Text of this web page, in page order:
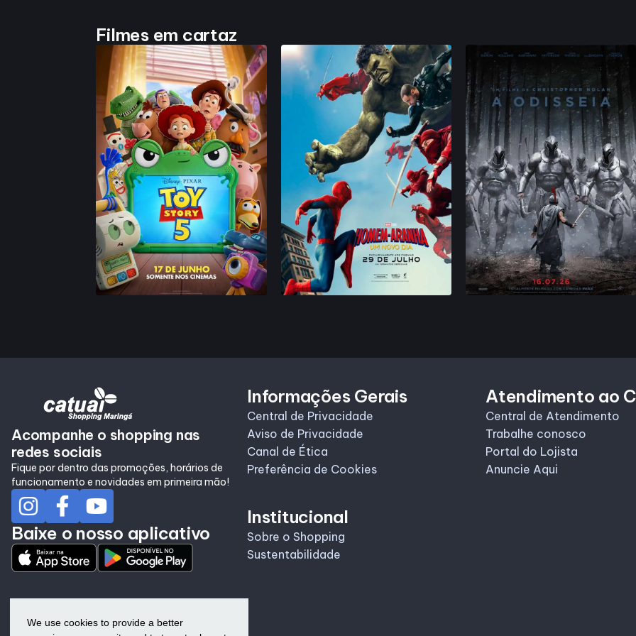
We use cookies to provide a better
Filmes em cartaz
Acompanhe o shopping nas
redes sociais
Fique por dentro das promoções, horários de
funcionamento e novidades em primeira mão!
Baixe o nosso aplicativo
Informações Gerais
Central de Privacidade
Aviso de Privacidade
Canal de Ética
Preferência de Cookies
Institucional
Sobre o Shopping
Sustentabilidade
Atendimento ao
Central de Atendimento
Trabalhe conosco
Portal do Lojista
Anuncie Aqui